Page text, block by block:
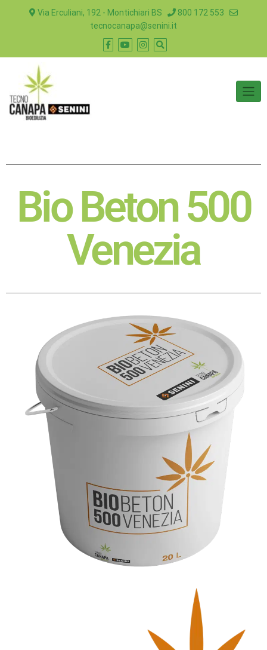
Via Erculiani, 192 - Montichiari BS
800 172 553
tecnocanapa@senini.it
Bio Beton 500
Venezia